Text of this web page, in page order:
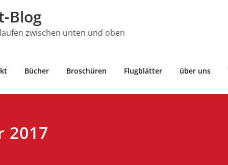
Blog
zwischen unten und oben
Bücher Broschüren Flugblätter über uns
2017